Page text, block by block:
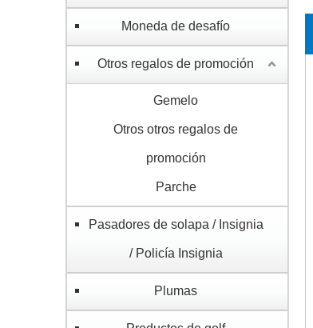
Moneda de desafío
Otros regalos de promoción
Gemelo
Otros otros regalos de
promoción
Parche
Pasadores de solapa / Insignia
/ Policía Insignia
Plumas